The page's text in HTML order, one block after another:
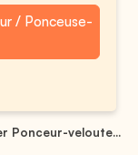
/ Ponceuse-
Ponceur-veloute...